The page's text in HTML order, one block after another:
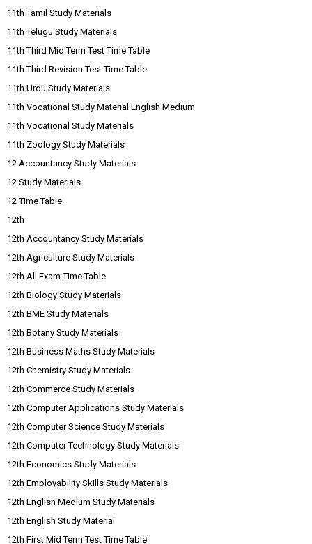
11th Tamil Study Materials
11th Telugu Study Materials
11th Third Mid Term Test Time Table
11th Third Revision Test Time Table
11th Urdu Study Materials
11th Vocational Study Material English Medium
11th Vocational Study Materials
11th Zoology Study Materials
12 Accountancy Study Materials
12 Study Materials
12 Time Table
12th
12th Accountancy Study Materials
12th Agriculture Study Materials
12th All Exam Time Table
12th Biology Study Materials
12th BME Study Materials
12th Botany Study Materials
12th Business Maths Study Materials
12th Chemistry Study Materials
12th Commerce Study Materials
12th Computer Applications Study Materials
12th Computer Science Study Materials
12th Computer Technology Study Materials
12th Economics Study Materials
12th Employability Skills Study Materials
12th English Medium Study Materials
12th English Study Material
12th First Mid Term Test Time Table